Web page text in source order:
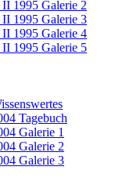
1995 Galerie 2
II 1995 Galerie 3
II 1995 Galerie 4
II 1995 Galerie 5
Tagebuch
Galerie 1
Galerie 2
Galerie 3